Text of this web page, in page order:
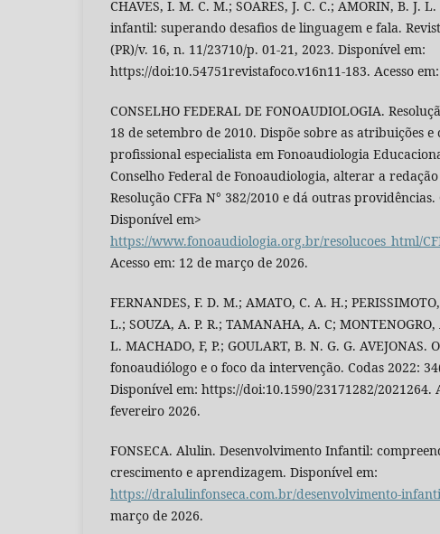
CHAVES, I. M. C. M.; SOARES, J. C. C.; AMORIN, B. J.
infantil: superando desafios de linguagem e fala.
(PR)/v. 16, n. 11/23710/p. 01-21, 2023. Disponível em:
https://doi:10.54751revistafoco.v16n11-183. Acesso
CONSELHO FEDERAL DE FONOAUDIOLOGIA.
18 de setembro de 2010. Dispõe sobre as atribuições e
profissional especialista em Fonoaudiologia
Conselho Federal de Fonoaudiologia, alterar a
Resolução CFFa N° 382/2010 e dá outras providências.
Disponível em>
https://www.fonoaudiologia.org.br/resolucoes_html/
Acesso em: 12 de março de 2026.
FERNANDES, F. D. M.; AMATO, C. A. H.;
L.; SOUZA, A. P. R.; TAMANAHA, A. C; MONTENOGRO,
L. MACHADO, F, P.; GOULART, B. N. G. G. AVEJONAS.
fonoaudiólogo e o foco da intervenção. Codas 2022:
Disponível em: https://doi:10.1590/23171282/2021264.
fevereiro 2026.
FONSECA. Alulin. Desenvolvimento Infantil:
crescimento e aprendizagem. Disponível em:
https://dralulinfonseca.com.br/desenvolvimento-
março de 2026.